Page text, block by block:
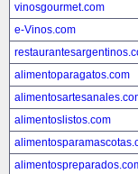
vinosgourmet.com
e-Vinos.com
alimentoparagatos.com
alimentoslistos.com